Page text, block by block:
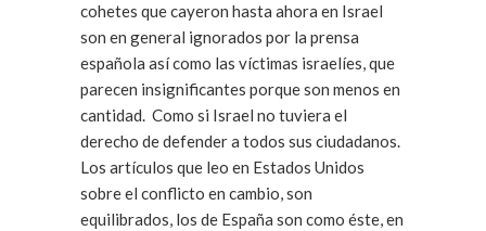
cohetes que cayeron hasta ahora en Israel
son en general ignorados por la prensa
española así como las víctimas israelíes, que
parecen insignificantes porque son menos en
cantidad. Como si Israel no tuviera el
derecho de defender a todos sus ciudadanos.
Los artículos que leo en Estados Unidos
sobre el conflicto en cambio, son
equilibrados, los de España son como éste, en